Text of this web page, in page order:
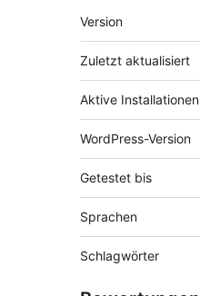
Meta
Version
Zuletzt aktualisiert
Aktive Installationen
WordPress-Version
Getestet bis
Sprachen
Schlagwörter